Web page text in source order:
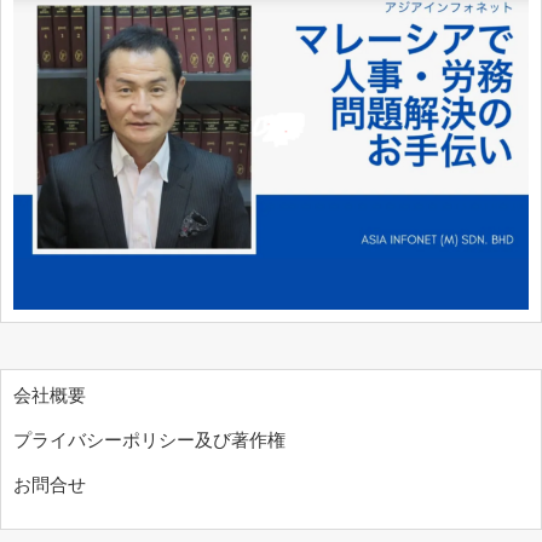
会社概要
プライバシーポリシー及び著作権
お問合せ